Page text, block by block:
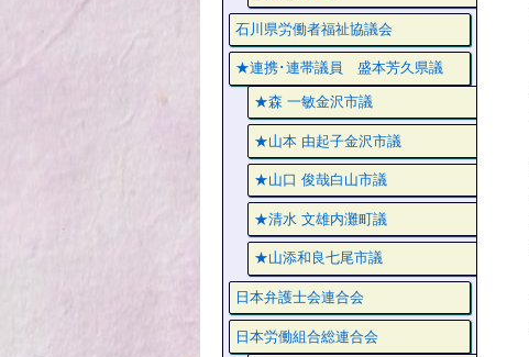
石川県労働者福祉協議会
★連携･連帯議員 盛本芳久県議
★森 一敏金沢市議
★山本 由起子金沢市議
★山口 俊哉白山市議
★清水 文雄内灘町議
★山添和良七尾市議
日本弁護士会連合会
日本労働組合総連合会